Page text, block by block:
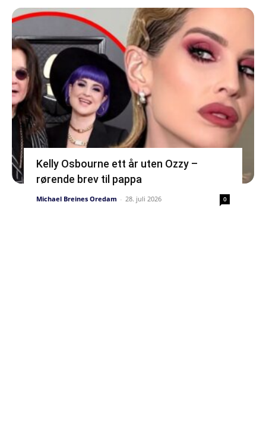
Kelly Osbourne ett år uten Ozzy –
rørende brev til pappa
Michael Breines Oredam - 28. juli 2026 0